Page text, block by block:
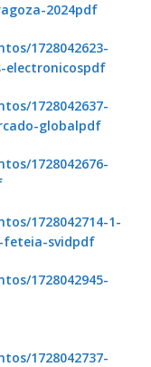
2024pdf
1728042623-
electronicospdf
1728042637-
globalpdf
1728042676-
1728042714-1-
feteia-svidpdf
1728042945-
1728042737-